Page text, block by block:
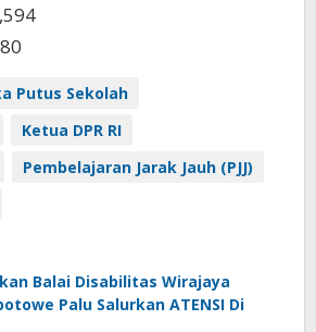
Putus Sekolah
Ketua DPR RI
Pembelajaran Jarak Jauh (PJJ)
Balai Disabilitas Wirajaya
Palu Salurkan ATENSI Di